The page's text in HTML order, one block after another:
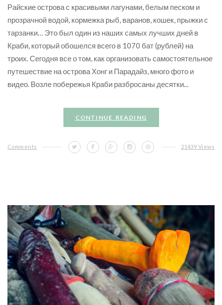
Райские острова с красивыми лагунами, белым песком и
прозрачной водой, кормежка рыб, варанов, кошек, прыжки с
тарзанки… Это был один из наших самых лучших дней в
Краби, который обошелся всего в 1070 бат (рублей) на
троих. Сегодня все о том, как организовать самостоятельное
путешествие на острова Хонг и Парадайз, много фото и
видео. Возле побережья Краби разбросаны десятки...
CONTINUE READING
Comments 21439 Views